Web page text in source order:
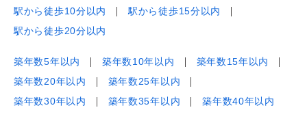
駅から徒歩10分以内
駅から徒歩15分以内
駅から徒歩20分以内
築年数5年以内 築年数10年以内
築年数15年以内
築年数20年以内
築年数25年以内
築年数30年以内
築年数35年以内 築年数40年以内